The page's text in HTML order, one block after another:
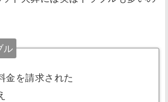
ル
金を請求された